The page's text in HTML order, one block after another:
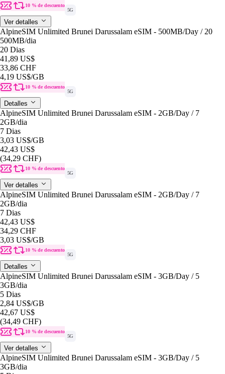
10 % de descuento
5G
Ver detalles
AlpineSIM Unlimited Brunei Darussalam eSIM - 500MB/Day / 20
500MB/dia
20 Dias
41,89 US$
33,86 CHF
4,19 US$/GB
10 % de descuento
5G
Detalles
AlpineSIM Unlimited Brunei Darussalam eSIM - 2GB/Day / 7
2GB/dia
7 Dias
3,03 US$/GB
42,43 US$
(34,29 CHF)
10 % de descuento
5G
Ver detalles
AlpineSIM Unlimited Brunei Darussalam eSIM - 2GB/Day / 7
2GB/dia
7 Dias
42,43 US$
34,29 CHF
3,03 US$/GB
10 % de descuento
5G
Detalles
AlpineSIM Unlimited Brunei Darussalam eSIM - 3GB/Day / 5
3GB/dia
5 Dias
2,84 US$/GB
42,67 US$
(34,49 CHF)
10 % de descuento
5G
Ver detalles
AlpineSIM Unlimited Brunei Darussalam eSIM - 3GB/Day / 5
3GB/dia